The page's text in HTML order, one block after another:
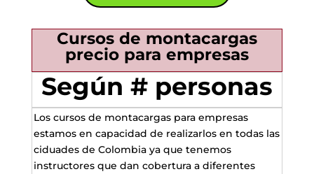
Cursos de montacargas
precio para empresas
Según # personas
Los cursos de montacargas para empresas
estamos en capacidad de realizarlos en todas las
ciduades de Colombia ya que tenemos
instructores que dan cobertura a diferentes